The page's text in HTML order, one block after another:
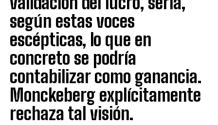
según estas voces
escépticas, lo que en
concreto se podría
contabilizar como ganancia.
Monckeberg explícitamente
rechaza tal visión.